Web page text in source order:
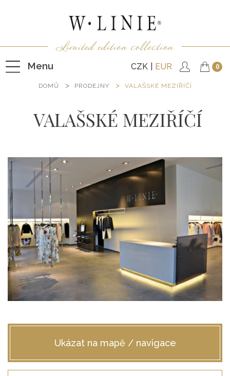
Menu CZK EUR 0
HALENKY
PODŠITÉ KABÁTKY
VESTY
KALHOTY
SUKNĚ
ŠATY
KABÁTY, BUNDY
DOPLŇKY
DOMŮ PRODEJNY VALAŠSKÉ MEZIŘÍČÍ
VALAŠSKÉ MEZIŘÍČÍ
Ukázat na mapě / navigace